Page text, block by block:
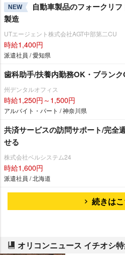
NEW
自動車製品のフォークリ
製造
UTエージェント株式会社AGT中部第二CU
時給1,400円
派遣社員 / 愛知県
歯科助手/扶養内勤務OK・ブラン
州デンタルオフィス
時給1,250円～1,500円
アルバイト・パート / 神奈川県
共済サービスの訪問サポート/完全
せる
株式会社ベルシステム24
時給1,600円
派遣社員 / 北海道
続きは
オリコンニュース イチオシ